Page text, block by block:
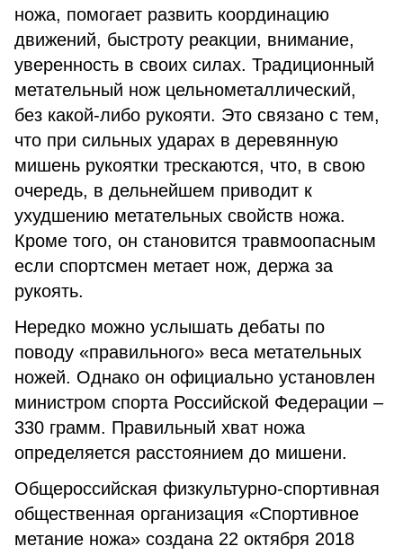
ножа, помогает развить координацию
движений, быстроту реакции, внимание,
уверенность в своих силах. Традиционный
метательный нож цельнометаллический,
без какой-либо рукояти. Это связано с тем,
что при сильных ударах в деревянную
мишень рукоятки трескаются, что, в свою
очередь, в дельнейшем приводит к
ухудшению метательных свойств ножа.
Кроме того, он становится травмоопасным
если спортсмен метает нож, держа за
рукоять.
Нередко можно услышать дебаты по
поводу «правильного» веса метательных
ножей. Однако он официально установлен
министром спорта Российской Федерации –
330 грамм. Правильный хват ножа
определяется расстоянием до мишени.
Общероссийская физкультурно-спортивная
общественная организация «Спортивное
метание ножа» создана 22 октября 2018